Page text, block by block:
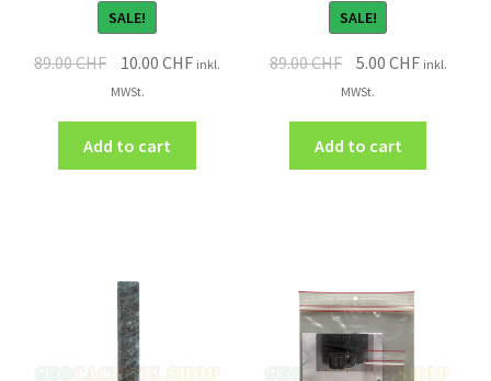
SALE!
89.00CHF 10.00CHF inkl.
MWSt.
Add to cart
SALE!
89.00CHF 5.00 CHF inkl.
MWSt.
Add to cart